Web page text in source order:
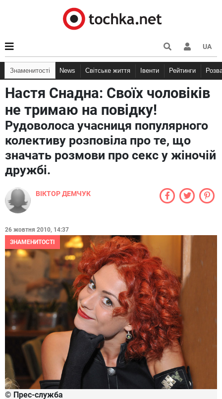
UA
Знаменитості News Світське життя Івенти Рейтинги
Настя Снадна: Своїх чоловіків
не тримаю на повідку!
Рудоволоса учасниця популярного
колективу розповіла про те, що
значать розмови про секс у жіночій
дружбі.
ВІКТОР ДЕМЧУК
26 жовтня 2010, 14:37
ЗНАМЕНИТОСТІ
© Прес-служба